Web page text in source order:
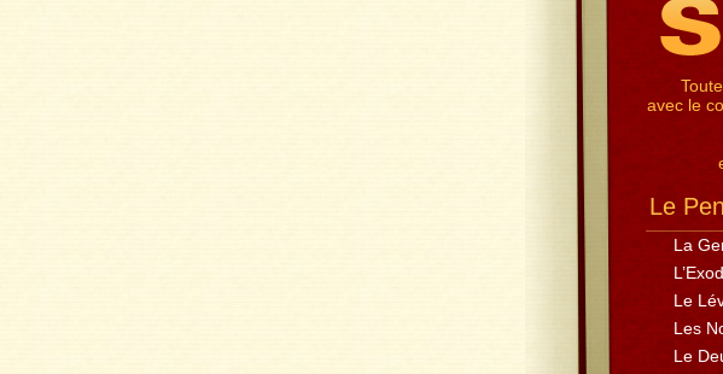
avec le
Le
La
Le
Les
Le